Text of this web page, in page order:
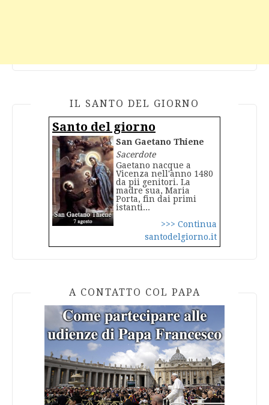
IL SANTO DEL GIORNO
Santo del giorno
San Gaetano Thiene
Sacerdote
Gaetano nacque a
Vicenza nell'anno 1480
da pii genitori. La
madre sua, Maria
Porta, fin dai primi
istanti...
>>> Continua
santodelgiorno.it
A CONTATTO COL PAPA